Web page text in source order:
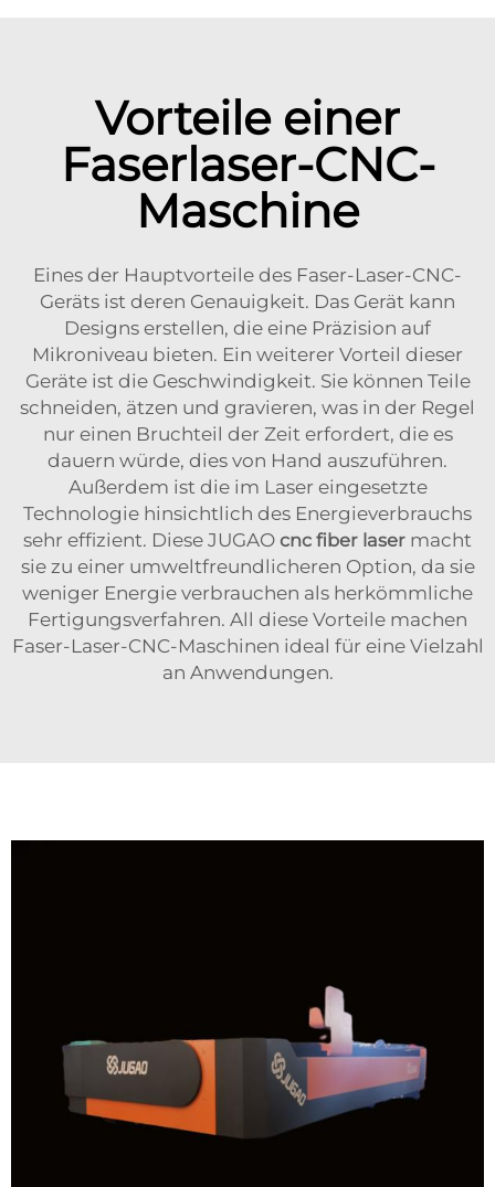
Vorteile einer
Faserlaser-CNC-
Maschine
Eines der Hauptvorteile des Faser-Laser-CNC-
Geräts ist deren Genauigkeit. Das Gerät kann
Designs erstellen, die eine Präzision auf
Mikroniveau bieten. Ein weiterer Vorteil dieser
Geräte ist die Geschwindigkeit. Sie können Teile
schneiden, ätzen und gravieren, was in der Regel
nur einen Bruchteil der Zeit erfordert, die es
dauern würde, dies von Hand auszuführen.
Außerdem ist die im Laser eingesetzte
Technologie hinsichtlich des Energieverbrauchs
sehr effizient. Diese JUGAO cnc fiber laser macht
sie zu einer umweltfreundlicheren Option, da sie
weniger Energie verbrauchen als herkömmliche
Fertigungsverfahren. All diese Vorteile machen
Faser-Laser-CNC-Maschinen ideal für eine Vielzahl
an Anwendungen.